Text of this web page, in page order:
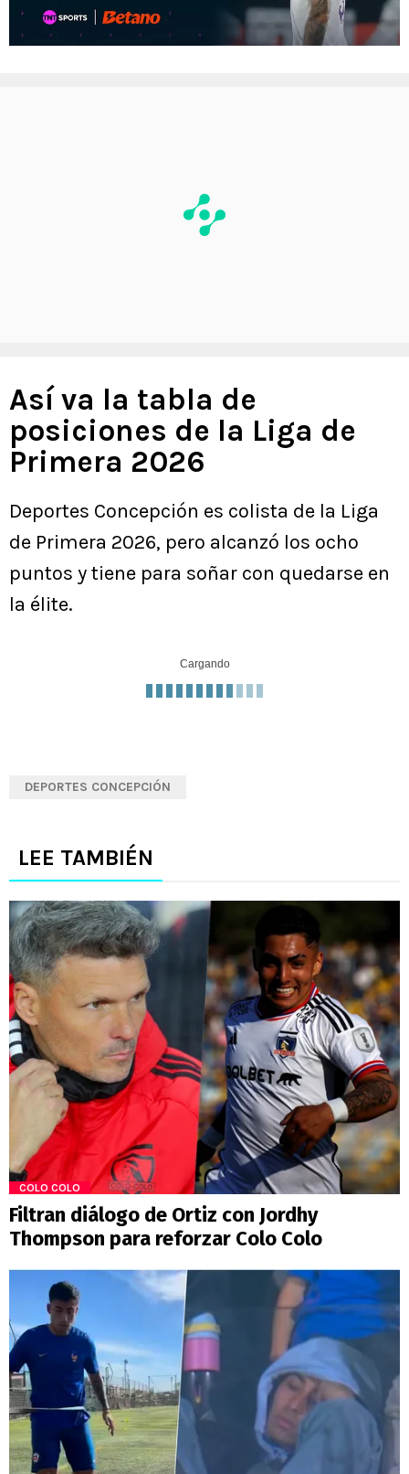
Así va la tabla de
posiciones de la Liga de
Primera 2026
Deportes Concepción es colista de la Liga
de Primera 2026, pero alcanzó los ocho
puntos y tiene para soñar con quedarse en
la élite.
Cargando
DEPORTES CONCEPCIÓN
LEE TAMBIÉN
COLO COLO
Filtran diálogo de Ortiz con Jordhy
Thompson para reforzar Colo Colo